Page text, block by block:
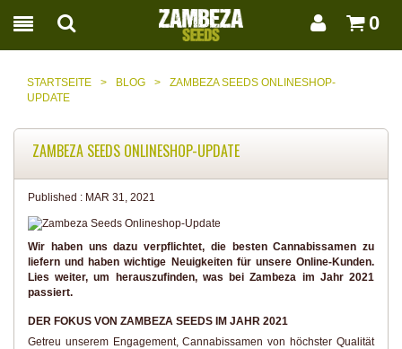
0
STARTSEITE > BLOG >
ZAMBEZA SEEDS ONLINESHOP-
UPDATE
ZAMBEZA SEEDS ONLINESHOP-UPDATE
Published : MAR 31, 2021
Wir haben uns dazu verpflichtet, die besten Cannabissamen zu
liefern und haben wichtige Neuigkeiten für unsere Online-Kunden.
Lies weiter, um herauszufinden, was bei Zambeza im Jahr 2021
passiert.
DER FOKUS VON ZAMBEZA SEEDS IM JAHR 2021
Getreu unserem Engagement, Cannabissamen von höchster Qualität